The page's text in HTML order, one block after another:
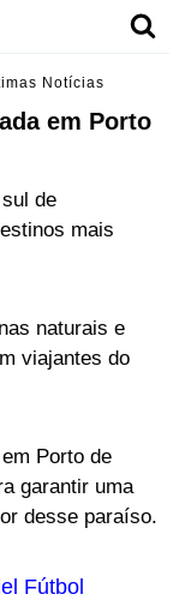
Notícias
em Porto
de
mais
naturais e
viajantes do
Porto de
garantir uma
desse paraíso.
Fútbol